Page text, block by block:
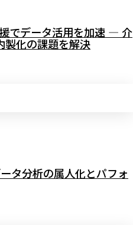
でデータ活用を加速 ― 介
製化の課題を解決
タ分析の属人化とパフォ